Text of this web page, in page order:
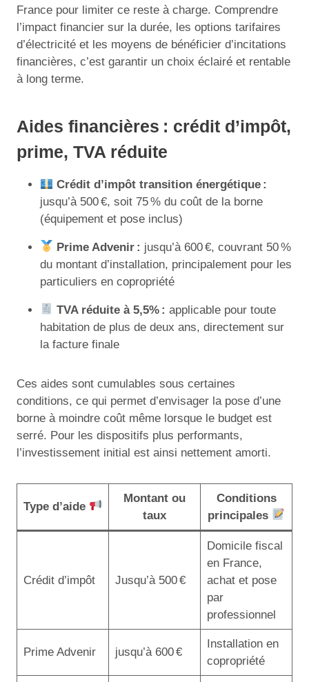
France pour limiter ce reste à charge. Comprendre
l’impact financier sur la durée, les options tarifaires
d’électricité et les moyens de bénéficier d’incitations
financières, c’est garantir un choix éclairé et rentable
à long terme.
Aides financières : crédit d’impôt,
prime, TVA réduite
Crédit d’impôt transition énergétique :
jusqu’à 500 €, soit 75 % du coût de la borne
(équipement et pose inclus)
Prime Advenir : jusqu’à 600 €, couvrant 50 %
du montant d’installation, principalement pour les
particuliers en copropriété
TVA réduite à 5,5% : applicable pour toute
habitation de plus de deux ans, directement sur
la facture finale
Ces aides sont cumulables sous certaines
conditions, ce qui permet d’envisager la pose d’une
borne à moindre coût même lorsque le budget est
serré. Pour les dispositifs plus performants,
l’investissement initial est ainsi nettement amorti.
Type d’aide
Montant ou
taux
Conditions
principales
Crédit d’impôt Jusqu’à 500 €
Domicile fiscal
en France,
achat et pose
par
professionnel
Prime Advenir jusqu’à 600 €
Installation en
copropriété